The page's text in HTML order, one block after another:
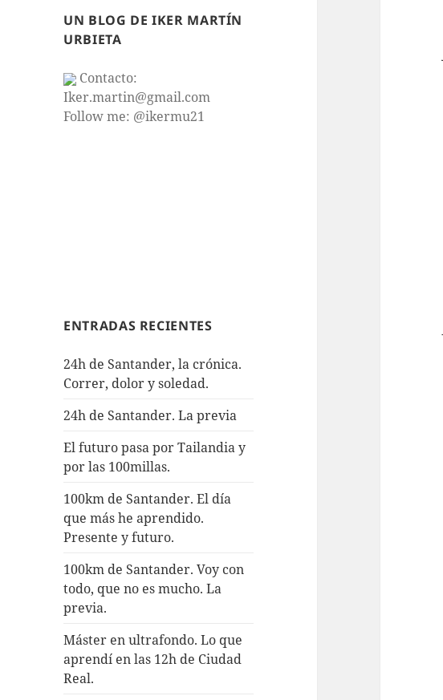
UN BLOG DE IKER MARTÍN
URBIETA
Contacto:
Iker.martin@gmail.com
Follow me: @ikermu21
ENTRADAS RECIENTES
24h de Santander, la crónica.
Correr, dolor y soledad.
24h de Santander. La previa
El futuro pasa por Tailandia y
por las 100millas.
100km de Santander. El día
que más he aprendido.
Presente y futuro.
100km de Santander. Voy con
todo, que no es mucho. La
previa.
Máster en ultrafondo. Lo que
aprendí en las 12h de Ciudad
Real.